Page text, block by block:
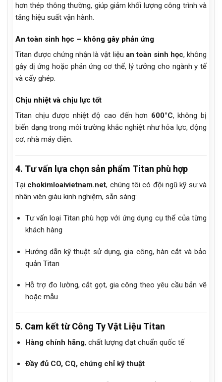
hơn thép thông thường, giúp giảm khối lượng công trình và
tăng hiệu suất vận hành.
An toàn sinh học – không gây phản ứng
Titan được chứng nhận là vật liệu an toàn sinh học, không
gây dị ứng hoặc phản ứng cơ thể, lý tưởng cho ngành y tế
và cấy ghép.
Chịu nhiệt và chịu lực tốt
Titan chịu được nhiệt độ cao đến hơn 600°C, không bị
biến dạng trong môi trường khắc nghiệt như hỏa lực, động
cơ, nhà máy điện.
4. Tư vấn lựa chọn sản phẩm Titan phù hợp
Tại chokimloaivietnam.net, chúng tôi có đội ngũ kỹ sư và
nhân viên giàu kinh nghiệm, sẵn sàng:
Tư vấn loại Titan phù hợp với ứng dụng cụ thể của từng
khách hàng
Hướng dẫn kỹ thuật sử dụng, gia công, hàn cắt và bảo
quản Titan
Hỗ trợ đo lường, cắt gọt, gia công theo yêu cầu bản vẽ
hoặc mẫu
5. Cam kết từ Công Ty Vật Liệu Titan
Hàng chính hãng, chất lượng đạt chuẩn quốc tế
Đầy đủ CO, CQ, chứng chỉ kỹ thuật